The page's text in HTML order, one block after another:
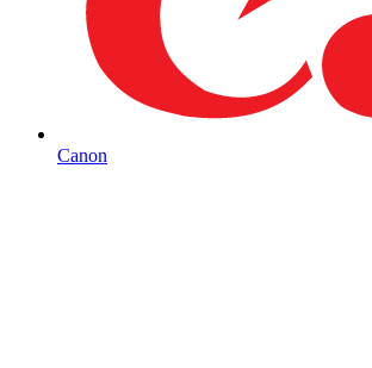
Canon